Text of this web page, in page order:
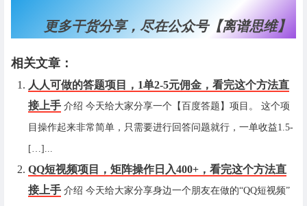
更多干货分享，尽在公众号【离谱思维】
相关文章：
人人可做的答题项目，1单2-5元佣金，看完这个方法直
接上手 介绍 今天给大家分享一个【百度答题】项目。 这个项
目操作起来非常简单，只需要进行回答问题就行，一单收益1.5-
[…]...
QQ短视频项目，矩阵操作日入400+，看完这个方法直
接上手 介绍 今天给大家分享身边一个朋友在做的“QQ短视频”